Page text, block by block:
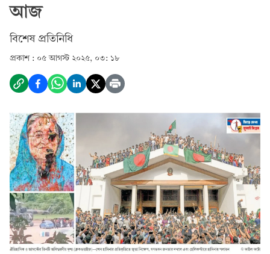
আজ
বিশেষ প্রতিনিধি
প্রকাশ : ০৫ আগস্ট ২০২৫, ০৩: ১৮